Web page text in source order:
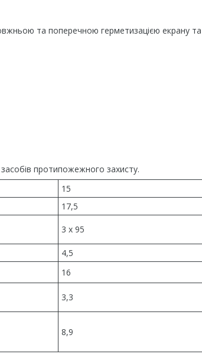
та поперечною герметизацією екрану та
протипожежного захисту.
15
17,5
3 x 95
4,5
16
3,3
8,9